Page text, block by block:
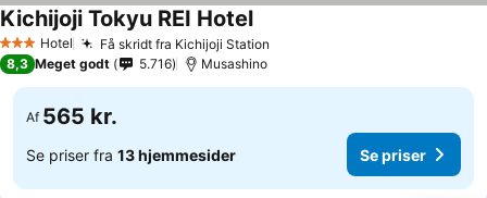
3 StjernerHotel Få skridt fra Kichijoji Station
Kichijoji Tokyu REI Hotel
8,3 Meget godt 5.716 Musashino
Af 565 kr.
Se priser fra 13 hjemmesider Se priser